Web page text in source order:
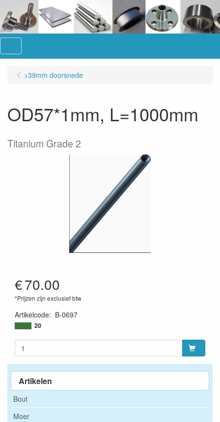
Artikelen
Bout
Moer
>39mm doorsnede
OD57*1mm, L=1000mm
Titanium Grade 2
€70.00
*Prijzen zijn exclusief btw
Artikelcode: B-0697
20